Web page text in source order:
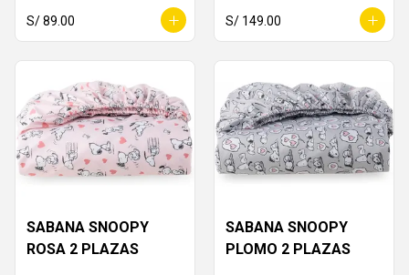
S/ 89.00 S/ 149.00
SABANA SNOOPY
ROSA 2 PLAZAS
SABANA SNOOPY
PLOMO 2 PLAZAS